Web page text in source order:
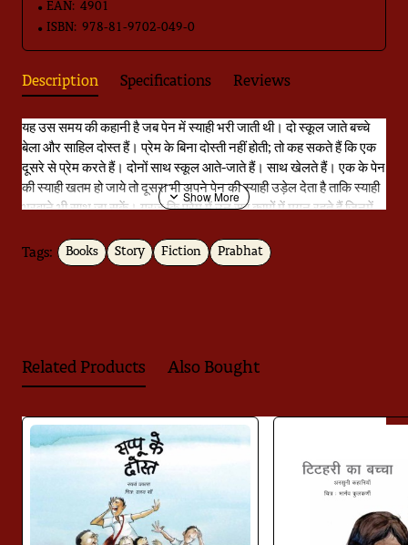
EAN: 4901
ISBN: 978-81-9702-049-0
Description Specifications Reviews
यह उस समय की कहानी है जब पेन में स्‍याही भरी जाती थी। दो स्‍कूल जाते बच्‍चे
बेला और साहिल दोस्‍त हैं। प्रेम के बिना दोस्‍ती नहीं होती; तो कह सकते हैं कि एक
दूसरे से प्रेम करते हैं। दोनों साथ स्‍कूल आते-जाते हैं। साथ खेलते हैं। एक के पेन
की स्‍याही खतम हो जाये तो दूसरा भी अपने पेन की स्‍याही उड़ेल देता है ताकि स्‍याही
भरवाने भी साथ जा सकें। गरज कि प्रेम में उन सब कामों में मगन रहते हैं जिनमें
‘देखना’ दिखेगा।
Tags: Books Story Fiction Prabhat
Related Products Also Bought